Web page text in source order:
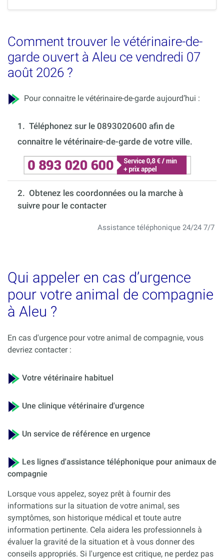
Comment trouver le vétérinaire-de-
garde ouvert à Aleu ce vendredi 07
août 2026 ?
Pour connaitre le vétérinaire-de-garde aujourd’hui :
1. Téléphonez sur le 0893020600 afin de
connaitre le vétérinaire-de-garde de votre ville.
2. Obtenez les coordonnées ou la marche à
suivre pour le contacter
Assistance téléphonique 24/24 7/7
Qui appeler en cas d’urgence
pour votre animal de compagnie
à Aleu ?
En cas d'urgence pour votre animal de compagnie, vous
devriez contacter :
Votre vétérinaire habituel
Une clinique vétérinaire d'urgence
Un service de référence en urgence
Les lignes d'assistance téléphonique pour animaux de
compagnie
Lorsque vous appelez, soyez prêt à fournir des
informations sur la situation de votre animal, ses
symptômes, son historique médical et toute autre
information pertinente. Cela aidera les professionnels à
évaluer la gravité de la situation et à vous donner des
conseils appropriés. Si l'urgence est critique, ne perdez pas